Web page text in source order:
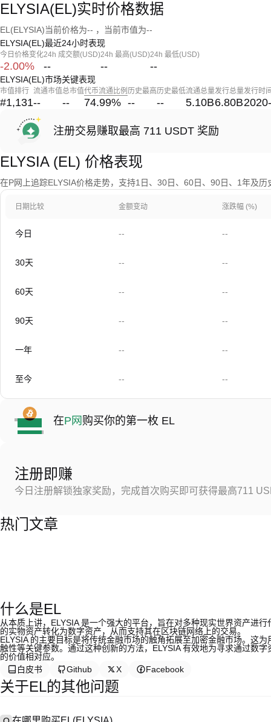
ELYSIA(EL)实时价格数据
EL(ELYSIA)当前价格为-- ，当前市值为--
ELYSIA(EL)最近24小时表现
今日价格变化
-2.00%
24h 成交额(USD)
--
24h 最高(USD)
--
24h 最低(USD)
--
ELYSIA(EL)市场关键表现
市值排行
#1,131
流通市值
--
总市值
--
代币流通比例
74.99%
历史最高
--
历史最低
--
流通总量
5.10B
发行总量
6.80B
发行时
注册交易赚取最高 711 USDT 奖励
ELYSIA (EL) 价格表现
在P网上追踪ELYSIA价格走势，支持1日、30日、60日、90日、1年及历
日期比较 金额变动 涨跌幅 (%)
今日 -- --
30天 -- --
60天 -- --
90天 -- --
一年 -- --
至今 -- --
在P网 购买你的第一枚 EL
注册即赚
今日注册解锁独家奖励，完成首次购买即可获得最高711
热门文章
什么是EL
从本质上讲，ELYSIA 是一个强大的平台，旨在对多种现实世界资产进
的实物资产转化为数字资产，从而支持其在区块链网络上的交易。
ELYSIA 的主要目标是将传统金融市场的触角拓展至加密金融市场。这
触性等关键参数。通过这种创新的方法，ELYSIA 有效地为寻求通过数
的价值相对应。
白皮书
Github X Facebook
关于EL的其他问题